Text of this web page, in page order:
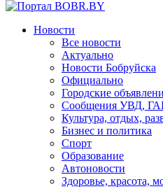
Новости
Все новости
Актуально
Новости Бобруйска
Официально
Городские
Сообщения УВД,
Культура, отдых,
Бизнес и политика
Спорт
Образование
Автоновости
Здоровье, красота,